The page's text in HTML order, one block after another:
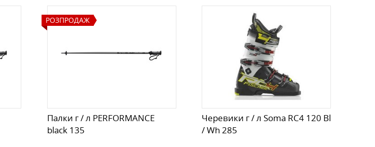
РОЗПРОДАЖ
Палки г / л PERFORMANCE
black 135
Черевики г / л Soma RC4 120 Bl
/ Wh 285